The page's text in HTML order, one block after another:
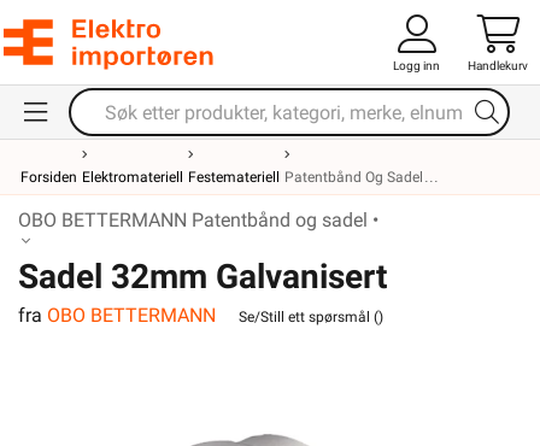
Logg inn Handlekurv
Forsiden Elektromateriell Festemateriell Patentbånd Og Sadel
OBO BETTERMANN Patentbånd og sadel •
Sadel 32mm Galvanisert
fra OBO BETTERMANN Se/Still ett spørsmål ()